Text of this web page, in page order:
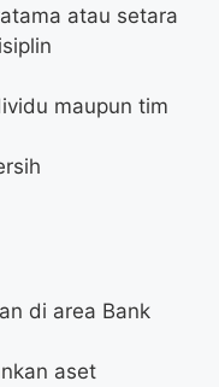
atau setara
maupun tim
di area Bank
aset